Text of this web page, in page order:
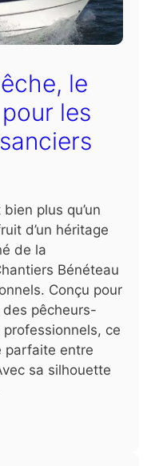
le
les
plus qu’un
d’un héritage
de la
Bénéteau
Conçu pour
pêcheurs-
ce
parfaite entre
sa silhouette